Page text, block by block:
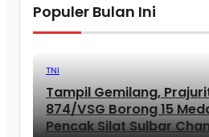
Populer Bulan Ini
TNI
Tampil Gemilang,
874/VSG Borong 15
Pencak Silat Sulbar